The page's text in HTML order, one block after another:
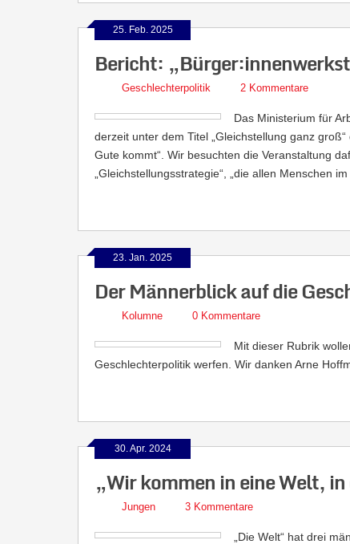
25. Feb. 2025
Bericht:
Geschlechterpolitik 2 Kommentare
Das Ministerium für
derzeit unter dem Titel „Gleichstellung ganz
Gute kommt“. Wir besuchten die Veranstaltung
„Gleichstellungsstrategie“, „die allen Menschen
23. Jan. 2025
Der Männerblick auf die
Kolumne 0 Kommentare
Mit dieser Rubrik
Geschlechterpolitik werfen. Wir danken Arne
30. Apr. 2024
„Wir kommen in eine Welt,
Jungen 3 Kommentare
„Die Welt“ hat drei